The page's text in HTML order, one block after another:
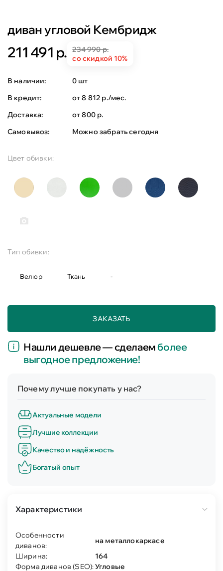
диван угловой Кембридж
211 491 р.
234 990 р.
со скидкой 10%
В наличии:
0 шт
В кредит:
от 8 812 р./мес.
Доставка:
от 800 р.
Самовывоз:
Можно забрать сегодня
Цвет обивки:
Тип обивки:
Велюр Ткань -
ЗАКАЗАТЬ
Нашли дешевле — сделаемболее
выгодное предложение!
Почему лучше покупать у нас?
Актуальные модели
Лучшие коллекции
Качество и надёжность
Богатый опыт
Характеристики
Особенности
диванов:
на металлокаркасе
Ширина:
164
Форма диванов (SEO):Угловые